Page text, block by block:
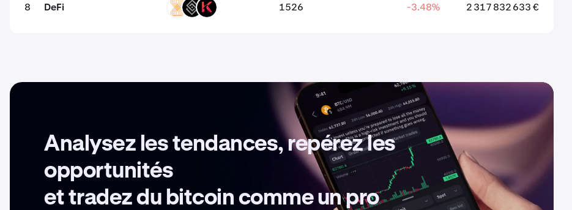
8
DeFi VELAR DECT KAR 1526 -3.48% 2 317 832 633 €
Analysez les tendances, repérez les
opportunités
et tradez du bitcoin comme un pro